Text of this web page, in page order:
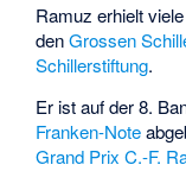
Ramuz erhielt
denGrossen
Schillerstiftung.
Er ist auf der 8.
Franken-Note
Grand Prix C.-F.